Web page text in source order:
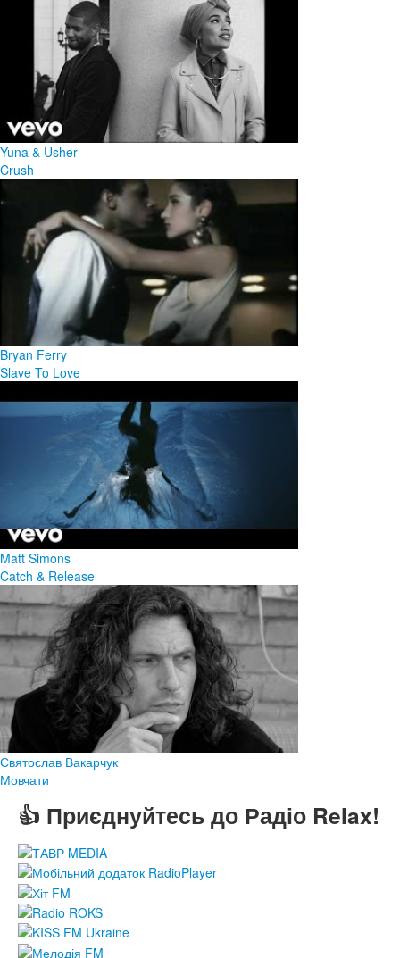
Yuna & Usher
Crush
Bryan Ferry
Slave To Love
Matt Simons
Catch & Release
Святослав Вакарчук
Мовчати
👍 Приєднуйтесь до Радіо Relax!